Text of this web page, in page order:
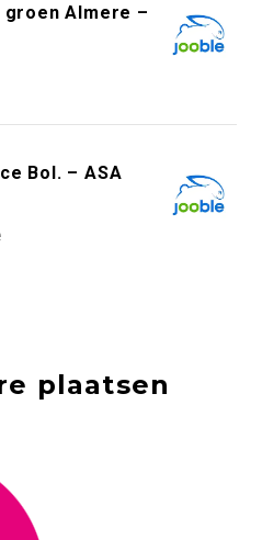
Almere –
Bol. – ASA
plaatsen